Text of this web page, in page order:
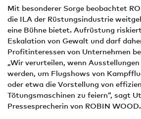
Mit besonderer Sorge beobachtet
die ILA der Rüstungsindustrie
eine Bühne bietet. Aufrüstung
Eskalation von Gewalt und darf
Profitinteressen von Unternehmen
„Wir verurteilen, wenn
werden, um Flugshows von
oder etwa die Vorstellung von
Tötungsmaschinen zu feiern“, sagt
Pressesprecherin von ROBIN WOOD.